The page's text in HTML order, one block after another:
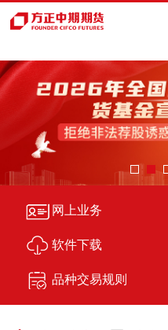
网上业务
软件下载
品种交易规则